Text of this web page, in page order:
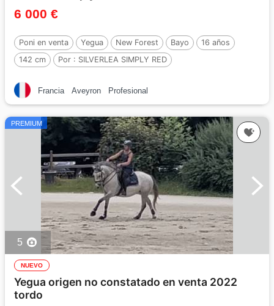
6 000 €
Poni en venta Yegua New Forest Bayo
16 años
142 cm
Por : SILVERLEA SIMPLY RED
Francia Aveyron Profesional
PREMIUM
5
NUEVO
Yegua origen no constatado en venta 2022
tordo